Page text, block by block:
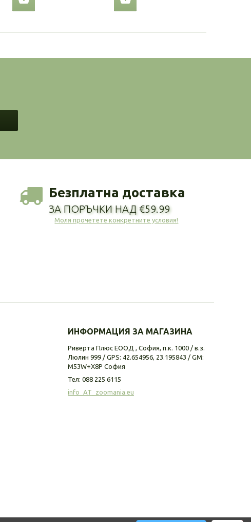
Безплатна доставка
ЗА ПОРЪЧКИ НАД €59.99
Моля прочетете конкретните условия!
ИНФОРМАЦИЯ ЗА МАГАЗИНА
Риверта Плюс ЕООД , София, п.к. 1000 / в.з.
Люлин 999 / GPS: 42.654956, 23.195843 / GM:
M53W+X8P София
Тел: 088 225 6115
info_AT_zoomania.eu